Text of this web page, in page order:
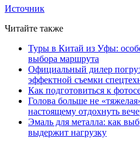
Источник
Читайте также
Туры в Китай из Уфы:
выбора маршрута
Официальный дилер
эффектной съемки
Как подготовиться к
Голова больше не
настоящему отдохнуть
Эмаль для металла: как
выдержит нагрузку